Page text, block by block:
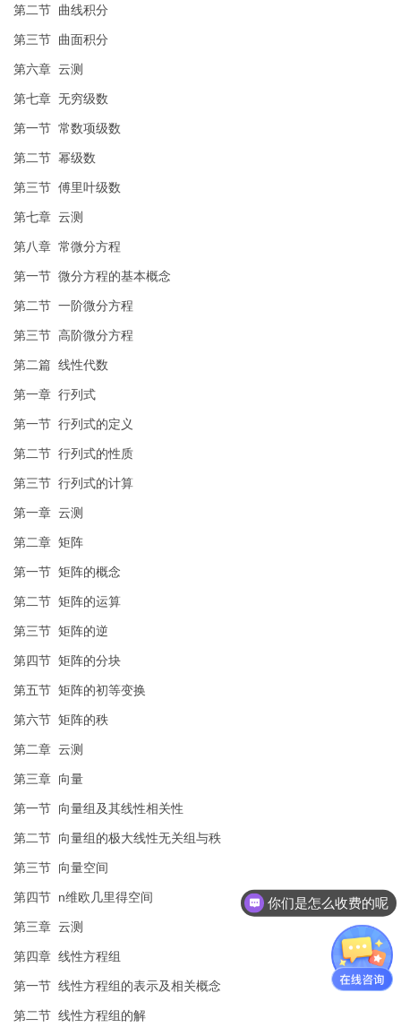
第二节 曲线积分
第三节 曲面积分
第六章 云测
第七章 无穷级数
第一节 常数项级数
第二节 幂级数
第三节 傅里叶级数
第七章 云测
第八章 常微分方程
第一节 微分方程的基本概念
第二节 一阶微分方程
第三节 高阶微分方程
第二篇 线性代数
第一章 行列式
第一节 行列式的定义
第二节 行列式的性质
第三节 行列式的计算
第一章 云测
第二章 矩阵
第一节 矩阵的概念
第二节 矩阵的运算
第三节 矩阵的逆
第四节 矩阵的分块
第五节 矩阵的初等变换
第六节 矩阵的秩
第二章 云测
第三章 向量
第一节 向量组及其线性相关性
第二节 向量组的极大线性无关组与秩
第三节 向量空间
第四节 n维欧几里得空间
第三章 云测
第四章 线性方程组
第一节 线性方程组的表示及相关概念
第二节 线性方程组的解
你们是怎么收费的呢